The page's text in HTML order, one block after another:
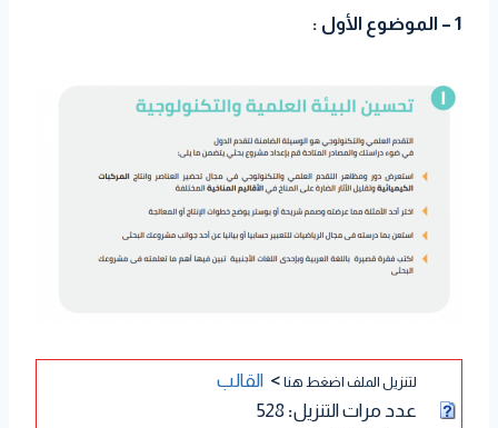
1 – الموضوع الأول :
لتنزيل الملف اضغط هنا > القالب
عدد مرات التنزيل: